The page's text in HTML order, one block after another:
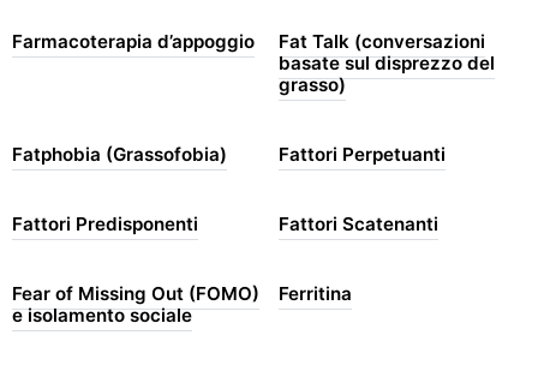
Farmacoterapia d’appoggio
Fat Talk (conversazioni
basate sul disprezzo del
grasso)
Fatphobia (Grassofobia) Fattori Perpetuanti
Fattori Predisponenti Fattori Scatenanti
Fear of Missing Out (FOMO)
e isolamento sociale
Ferritina